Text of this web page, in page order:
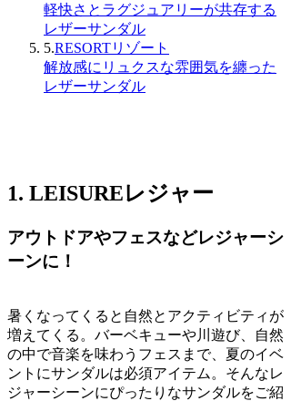
軽快さとラグジュアリーが共存する
レザーサンダル
5.RESORTリゾート
解放感にリュクスな雰囲気を纏った
レザーサンダル
1. LEISUREレジャー
アウトドアやフェスなどレジャーシ
ーンに！
暑くなってくると自然とアクティビティが
増えてくる。バーベキューや川遊び、自然
の中で音楽を味わうフェスまで、夏のイベ
ントにサンダルは必須アイテム。そんなレ
ジャーシーンにぴったりなサンダルをご紹